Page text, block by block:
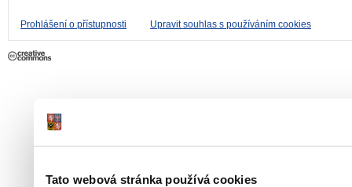
Tato webová stránka používá cookies
Prohlášení o přístupnosti Upravit souhlas s používáním cookies